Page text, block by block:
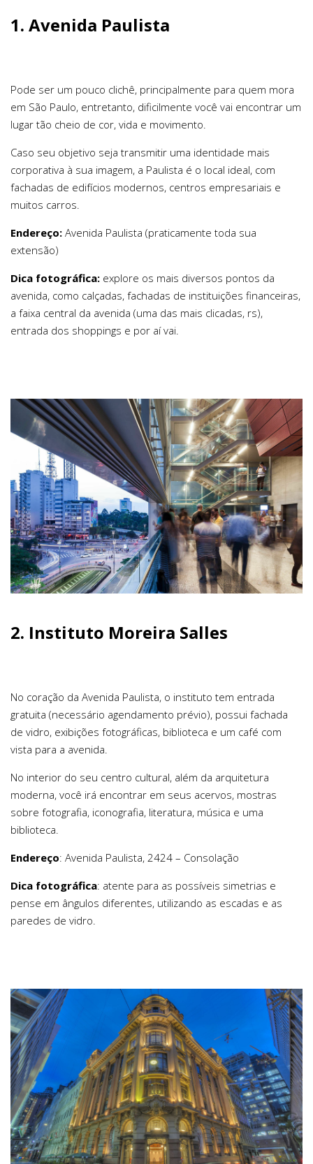
1. Avenida Paulista
Pode ser um pouco clichê, principalmente para quem mora
em São Paulo, entretanto, dificilmente você vai encontrar um
lugar tão cheio de cor, vida e movimento.
Caso seu objetivo seja transmitir uma identidade mais
corporativa à sua imagem, a Paulista é o local ideal, com
fachadas de edifícios modernos, centros empresariais e
muitos carros.
Endereço: Avenida Paulista (praticamente toda sua
extensão)
Dica fotográfica: explore os mais diversos pontos da
avenida, como calçadas, fachadas de instituições financeiras,
a faixa central da avenida (uma das mais clicadas, rs),
entrada dos shoppings e por aí vai.
2. Instituto Moreira Salles
No coração da Avenida Paulista, o instituto tem entrada
gratuita (necessário agendamento prévio), possui fachada
de vidro, exibições fotográficas, biblioteca e um café com
vista para a avenida.
No interior do seu centro cultural, além da arquitetura
moderna, você irá encontrar em seus acervos, mostras
sobre fotografia, iconografia, literatura, música e uma
biblioteca.
Endereço: Avenida Paulista, 2424 – Consolação
Dica fotográfica: atente para as possíveis simetrias e
pense em ângulos diferentes, utilizando as escadas e as
paredes de vidro.